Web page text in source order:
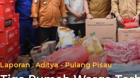
Laporan : Aditya - Pulang Pisau